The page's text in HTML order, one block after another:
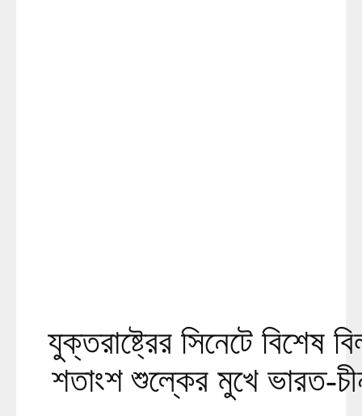
যুক্তরাষ্ট্রের সিনেটে বিশেষ
শতাংশ শুল্কের মুখে ভারত-